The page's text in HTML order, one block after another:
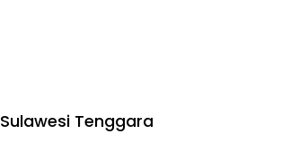
Sulawesi Tenggara